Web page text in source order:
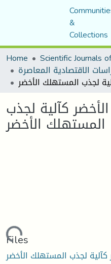
&
Collections
Home
كآلية لجذب
المستهلك الأخضر
Loading...
Files